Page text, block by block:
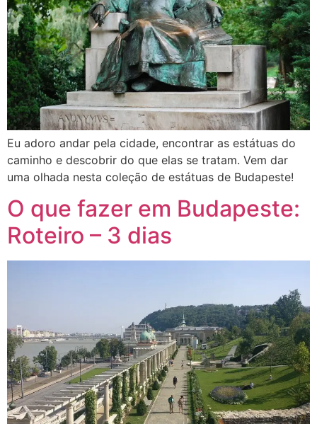
Eu adoro andar pela cidade, encontrar as estátuas do
caminho e descobrir do que elas se tratam. Vem dar
uma olhada nesta coleção de estátuas de Budapeste!
O que fazer em Budapeste:
Roteiro – 3 dias